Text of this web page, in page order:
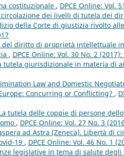
costituzionale , DPCE Online: Vol.
dei livelli di tutela dei
della Corte di giustizia rivolto
del diritto di proprietà intellettuale
, DPCE Online: Vol. 30 No. 2
tutela giurisdizionale in materia di
Law and Domestic
Concurring or Conflicting? ,
tutela delle coppie di persone
, DPCE Online: Vol. 27 No. 3
ad Astra (Zeneca). Libertà di
19 , DPCE Online: Vol. 46 No. 1
legislative in tema di salute